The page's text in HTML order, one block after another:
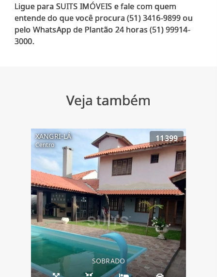
Ligue para SUITS IMÓVEIS e fale com quem
entende do que você procura (51) 3416-9899 ou
pelo WhatsApp de Plantão 24 horas (51) 99914-
3000.
Veja também
XANGRI-LÁ
Centro
11399
SOBRADO